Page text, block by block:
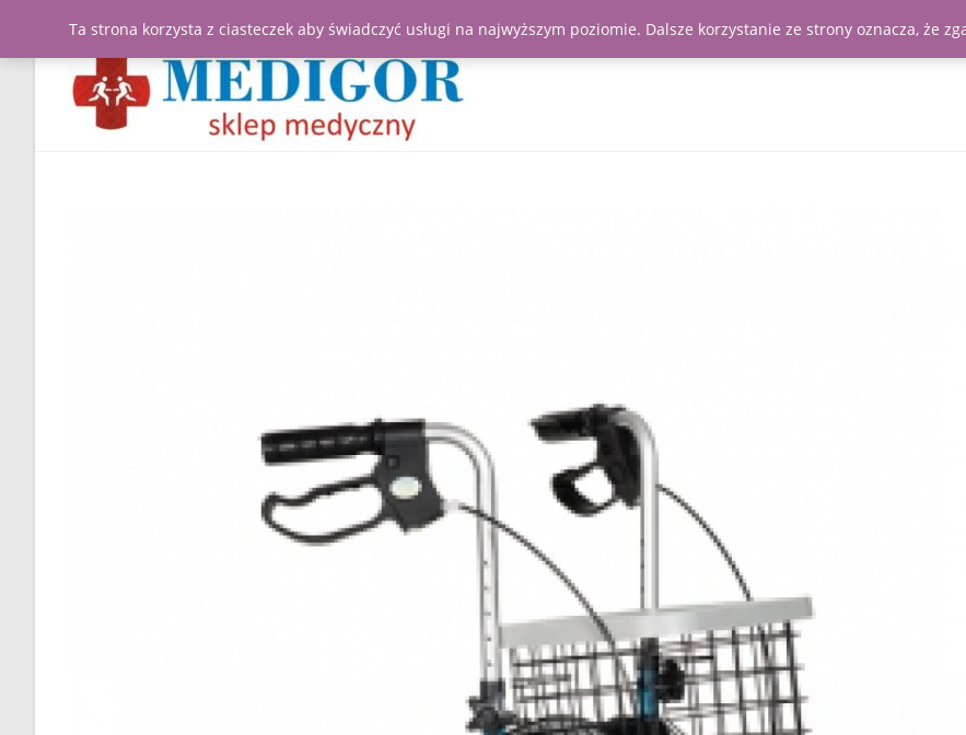
Ta strona korzysta z ciasteczek aby świadczyć usługi na najwyższym poziomie. Dalsze korzystanie ze strony oznacza, że